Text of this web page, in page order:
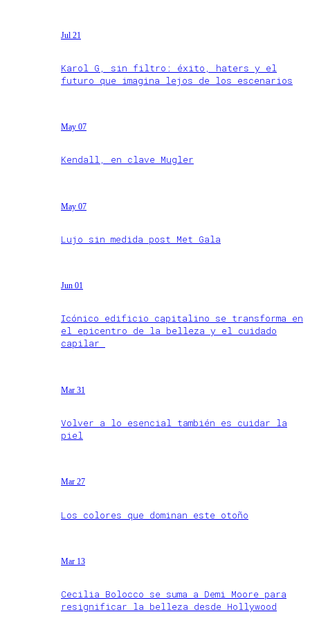
Jul 21
Karol G, sin filtro: éxito, haters y el
futuro que imagina lejos de los escenarios
May 07
Kendall, en clave Mugler
May 07
Lujo sin medida post Met Gala
Jun 01
Icónico edificio capitalino se transforma en
el epicentro de la belleza y el cuidado
capilar
Mar 31
Volver a lo esencial también es cuidar la
piel
Mar 27
Los colores que dominan este otoño
Mar 13
Cecilia Bolocco se suma a Demi Moore para
resignificar la belleza desde Hollywood